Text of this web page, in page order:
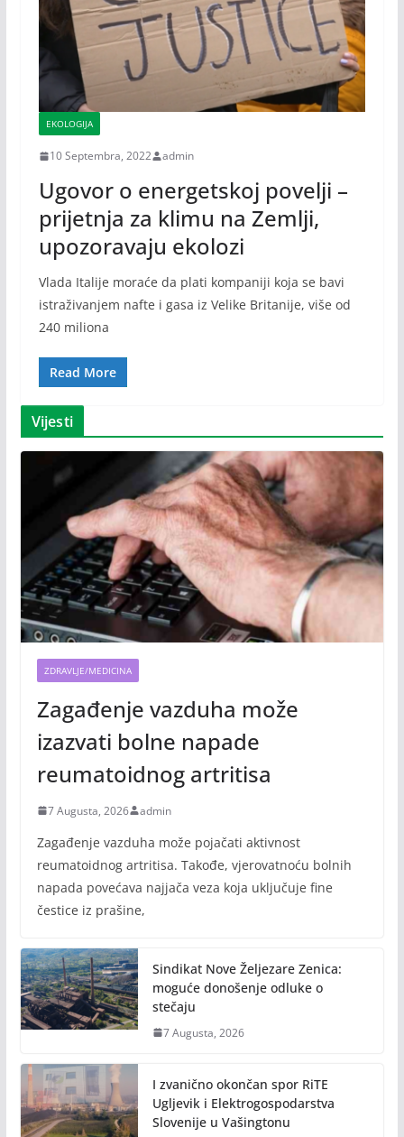
EKOLOGIJA
10 Septembra, 2022 admin
Ugovor o energetskoj povelji –
prijetnja za klimu na Zemlji,
upozoravaju ekolozi
Vlada Italije moraće da plati kompaniji koja se bavi
istraživanjem nafte i gasa iz Velike Britanije, više od
240 miliona
Read More
Vijesti
ZDRAVLJE/MEDICINA
Zagađenje vazduha može
izazvati bolne napade
reumatoidnog artritisa
7 Augusta, 2026 admin
Zagađenje vazduha može pojačati aktivnost
reumatoidnog artritisa. Takođe, vjerovatnoću bolnih
napada povećava najjača veza koja uključuje fine
čestice iz prašine,
Sindikat Nove Željezare Zenica:
moguće donošenje odluke o
stečaju
7 Augusta, 2026
I zvanično okončan spor RiTE
Ugljevik i Elektrogospodarstva
Slovenije u Vašingtonu